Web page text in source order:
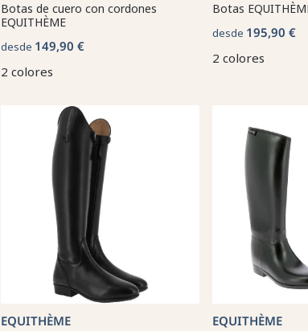
Botas de cuero con cordones
EQUITHÈME
desde 149,90 €
2 colores
Botas
desde 195,90 €
2 colores
EQUITHÈME EQUITHÈME